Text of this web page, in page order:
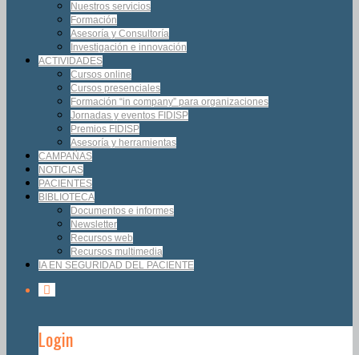
Nuestros servicios
Formación
Asesoría y Consultoría
Investigación e innovación
ACTIVIDADES
Cursos online
Cursos presenciales
Formación “in company” para organizaciones
Jornadas y eventos FIDISP
Premios FIDISP
Asesoría y herramientas
CAMPAÑAS
NOTICIAS
PACIENTES
BIBLIOTECA
Documentos e informes
Newsletter
Recursos web
Recursos multimedia
IA EN SEGURIDAD DEL PACIENTE
Login